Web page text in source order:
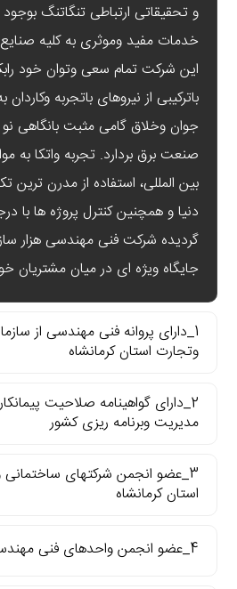
و تحقیقاتی ارتباطی تنگاتنگ
خدمات مفید وموثری به کلیه صنایع
این شرکت تمام سعی وتوان خود
باترکیبی از نیروهای باتجربه وکاردان
جوان وخلاق گامی مثبت بانگاهی
صنعت برق بردارد. تجربه واتکا به
بین المللی، استفاده از مدرن ترین
دنیا و همچنین کنترل پروژه ها با
گردیده شرکت فنی مهندسی هزار
جایگاه ویژه ای در میان مشتریان
1_دارای پروانه فنی مهندسی از
وتجارت استان کرمانشاه
2_دارای گواهینامه صلاحیت
مدیریت وبرنامه ریزی کشور
3_عضو انجمن شرکتهای
استان کرمانشاه
4_عضو انجمن واحدهای فنی مهندسی